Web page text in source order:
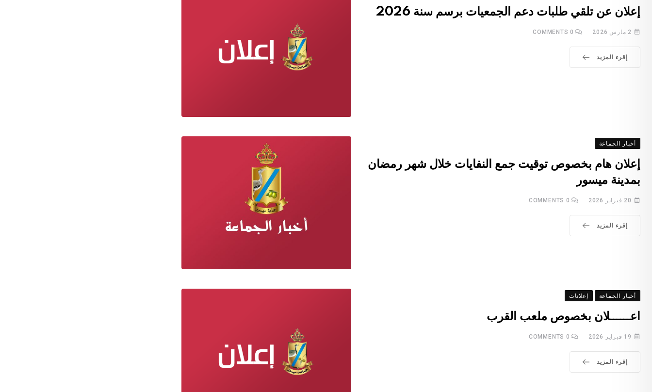
إعلان عن تلقي طلبات دعم الجمعيات برسم سنة 2026
2 مارس 2026 0
COMMENTS
إقرء المزيد
أخبار الجماعة
إعلان هام بخصوص توقيت جمع النفايات خلال شهر رمضان
بمدينة ميسور
20 فبراير 2026 0
إقرء المزيد
أخبار الجماعة إعلانات
اعــــــلان بخصوص ملعب القرب
19 فبراير 2026 0
إقرء المزيد